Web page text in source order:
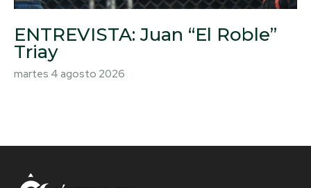
ENTREVISTA: Juan “El Roble”
Triay
martes 4 agosto 2026